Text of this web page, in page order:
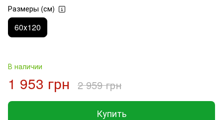
Размеры (см)
60х120
В наличии
1 953 грн 2 959 грн
Купить